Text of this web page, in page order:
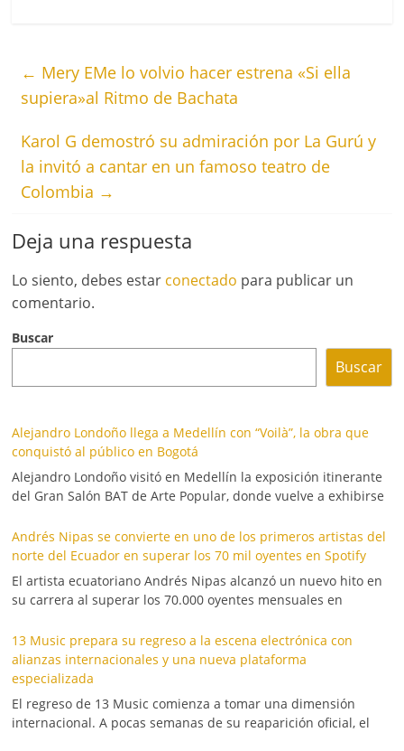
← Mery EMe lo volvio hacer estrena «Si ella
supiera»al Ritmo de Bachata
Karol G demostró su admiración por La Gurú y
la invitó a cantar en un famoso teatro de
Colombia →
Deja una respuesta
Lo siento, debes estar conectado para publicar un
comentario.
Buscar
Buscar
Alejandro Londoño llega a Medellín con “Voilà”, la obra que
conquistó al público en Bogotá
Alejandro Londoño visitó en Medellín la exposición itinerante
del Gran Salón BAT de Arte Popular, donde vuelve a exhibirse
Andrés Nipas se convierte en uno de los primeros artistas del
norte del Ecuador en superar los 70 mil oyentes en Spotify
El artista ecuatoriano Andrés Nipas alcanzó un nuevo hito en
su carrera al superar los 70.000 oyentes mensuales en
13 Music prepara su regreso a la escena electrónica con
alianzas internacionales y una nueva plataforma
especializada
El regreso de 13 Music comienza a tomar una dimensión
internacional. A pocas semanas de su reaparición oficial, el